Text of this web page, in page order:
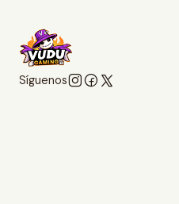
Síguenos